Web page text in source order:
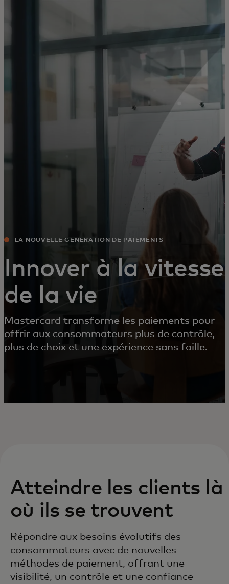
Pour les professionnels
Pour les innovateurs
Actualités et tendances
LA NOUVELLE GÉNÉRATION DE PAIEMENTS
Innover à la vitesse
de la vie
Mastercard transforme les paiements pour
offrir aux consommateurs plus de contrôle,
plus de choix et une expérience sans faille.
Atteindre les clients là
où ils se trouvent
Répondre aux besoins évolutifs des
consommateurs avec de nouvelles
méthodes de paiement, offrant une
visibilité, un contrôle et une confiance